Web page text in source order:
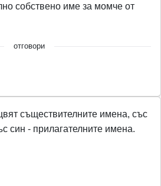
собствено име за момче от
отговори
съществителните имена, със
син - прилагателните имена.